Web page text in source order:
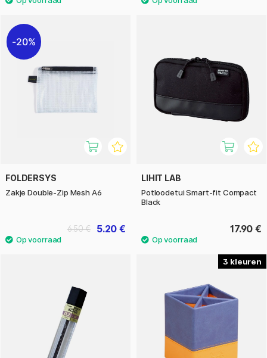
20%
FOLDERSYS
Zakje Double-Zip Mesh A6
5.20 €
6.50 €
LIHIT LAB
Potloodetui Smart-fit Compact
Black
17.90 €
3